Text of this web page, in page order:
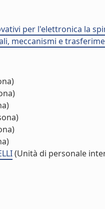
per l'elettronica la
meccanismi e
(Unità di personale